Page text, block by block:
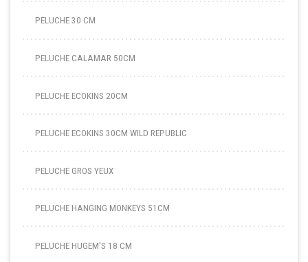
PELUCHE 30 CM
PELUCHE CALAMAR 50CM
PELUCHE ECOKINS 20CM
PELUCHE ECOKINS 30CM WILD REPUBLIC
PELUCHE GROS YEUX
PELUCHE HANGING MONKEYS 51CM
PELUCHE HUGEM'S 18 CM